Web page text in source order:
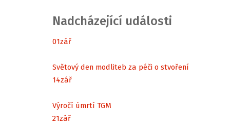
Nadcházející události
01zář
Světový den modliteb za péči o stvoření
14zář
Výročí úmrtí TGM
21zář